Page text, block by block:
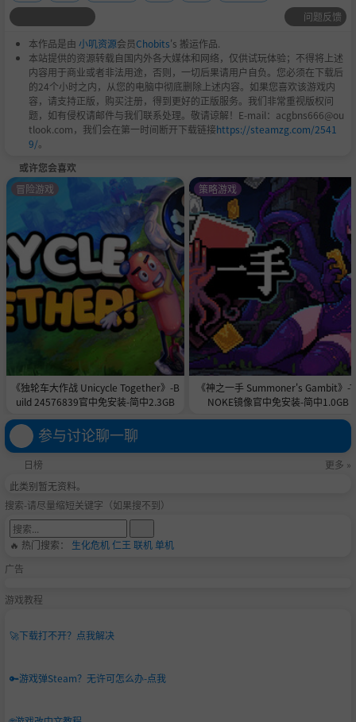
问题反馈
本作品是由 小叽资源会员Chobits's 搬运作品.
本站提供的资源转载自国内外各大媒体和网络，仅供试玩体验；不得将上述
内容用于商业或者非法用途，否则，一切后果请用户自负。您必须在下载后
的24个小时之内，从您的电脑中彻底删除上述内容。如果您喜欢该游戏内
容，请支持正版，购买注册，得到更好的正版服务。我们非常重视版权问
题，如有侵权请邮件与我们联系处理。敬请谅解！E-mail：acgbns666@ou
tlook.com，我们会在第一时间断开下载链接https://steamzg.com/2541
9/。
或许您会喜欢
《独轮车大作战 Unicycle Together》-B
uild 24576839官中免安装-简中2.3GB
冒险游戏
《神之一手 Summoner's Gambit》-
NOKE镜像官中免安装-简中1.0GB
策略游戏
参与讨论聊一聊
日榜
更多 »
此类别暂无资料。
搜索-请尽量缩短关键字（如果搜不到）
🔥 热门搜索： 生化危机仁王 联机单机
广告
游戏教程
🚀下载打不开？点我解决
🔑游戏弹Steam？无许可怎么办-点我